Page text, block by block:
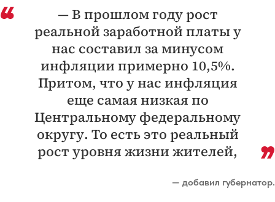
— В прошлом году рост
реальной заработной платы у
нас составил за минусом
инфляции примерно 10,5%.
Притом, что у нас инфляция
еще самая низкая по
Центральному федеральному
округу. То есть это реальный
рост уровня жизни жителей,
— добавил губернатор.